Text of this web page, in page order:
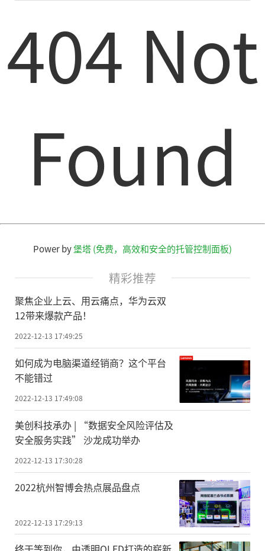
404 Not
Found
Power by堡塔 (免费，高效和安全的托管控制面板)
精彩推荐
聚焦企业上云、用云痛点，华为云双
12带来爆款产品！
2022-12-13 17:49:25
如何成为电脑渠道经销商？这个平台
不能错过
2022-12-13 17:49:08
美创科技承办 | “数据安全风险评估及
安全服务实践” 沙龙成功举办
2022-12-13 17:30:28
2022杭州智博会热点展品盘点
2022-12-13 17:29:13